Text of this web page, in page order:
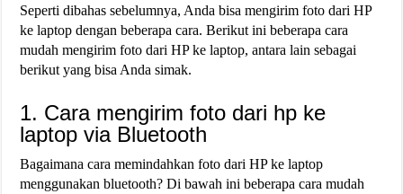
Seperti dibahas sebelumnya, Anda bisa mengirim foto dari HP
ke laptop dengan beberapa cara. Berikut ini beberapa cara
mudah mengirim foto dari HP ke laptop, antara lain sebagai
berikut yang bisa Anda simak.
1. Cara mengirim foto dari hp ke
laptop via Bluetooth
Bagaimana cara memindahkan foto dari HP ke laptop
menggunakan bluetooth? Di bawah ini beberapa cara mudah